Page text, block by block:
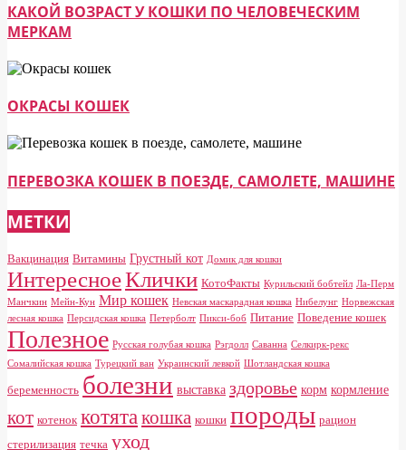
КАКОЙ ВОЗРАСТ У КОШКИ ПО ЧЕЛОВЕЧЕСКИМ
МЕРКАМ
ОКРАСЫ КОШЕК
ПЕРЕВОЗКА КОШЕК В ПОЕЗДЕ, САМОЛЕТЕ, МАШИНЕ
МЕТКИ
Вакцинация Витамины Грустный кот Домик для кошки
ИнтересноеКлички КотоФакты Курильский бобтейл Ла-Перм
Манчкин Мейн-Кун Мир кошек Невская маскарадная кошка Нибелунг Норвежская
лесная кошка Персидская кошка Петерболт Пикси-боб Питание Поведение кошек
Полезное Русская голубая кошка Рэгдолл Саванна Селкирк-рекс
Сомалийская кошка Турецкий ван Украинский левкой Шотландская кошка
беременность болезни выставка здоровье корм кормление
кот котенок котята кошка кошки породы рацион
стерилизация течка уход